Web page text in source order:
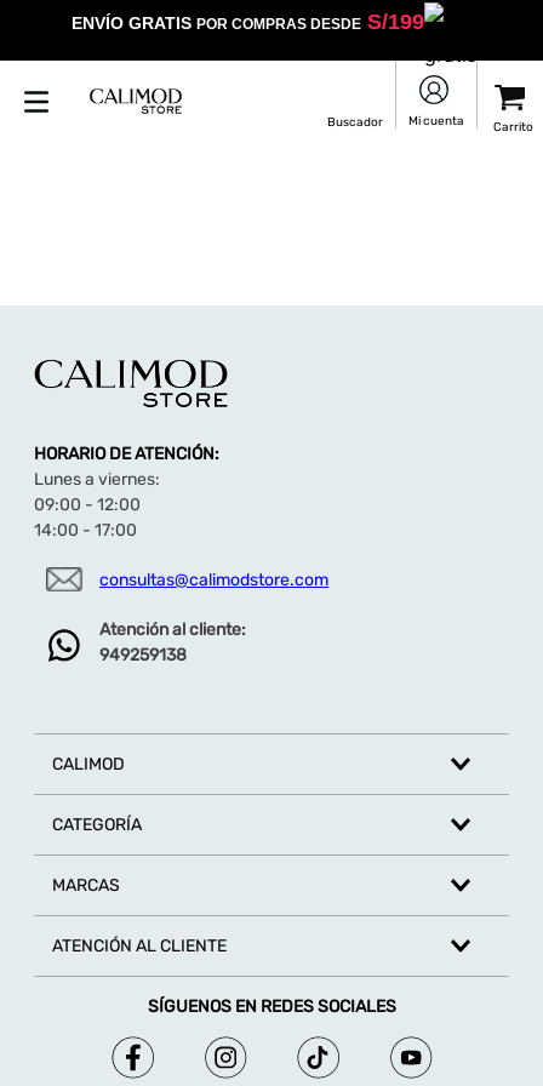
ENVÍO GRATIS POR COMPRAS DESDES/199
HORARIO DE ATENCIÓN:
Lunes a viernes:
09:00 - 12:00
14:00 - 17:00
consultas@calimodstore.com
Atención al cliente:
949259138
CALIMOD
CATEGORÍA
MARCAS
ATENCIÓN AL CLIENTE
SÍGUENOS EN REDES SOCIALES